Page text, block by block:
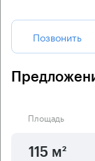
Позвонить
Площадь
115 м²